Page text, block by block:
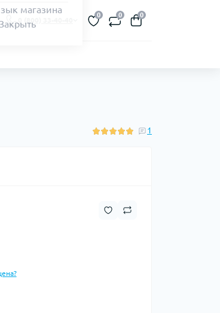
0 0 0
1
магазина
Закрыть